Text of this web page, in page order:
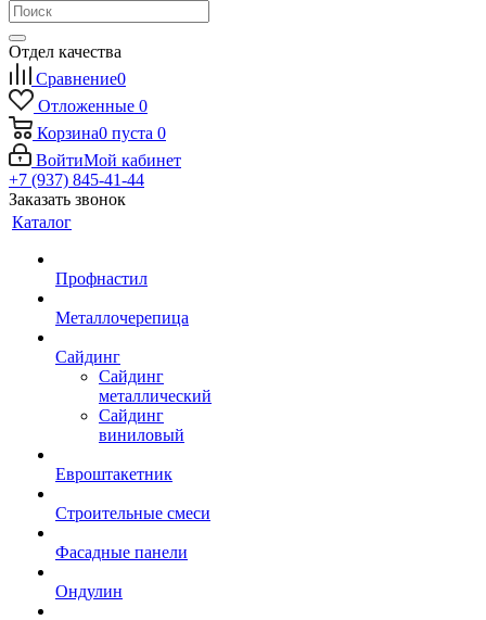
Отдел качества
Сравнение0
Отложенные 0
Корзина0 пуста 0
ВойтиМой кабинет
+7 (937) 845-41-44
Заказать звонок
Каталог
Профнастил
Металлочерепица
Сайдинг
Сайдинг
металлический
Сайдинг
виниловый
Евроштакетник
Строительные смеси
Фасадные панели
Ондулин